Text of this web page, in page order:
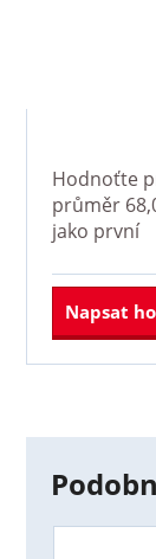
Hodnoťte
průměr
jako první
Napsat